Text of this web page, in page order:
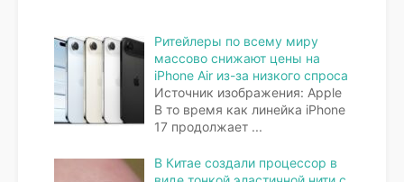
Ритейлеры по всему миру
массово снижают цены на
iPhone Air из-за низкого спроса
Источник изображения: Apple
В то время как линейка iPhone
17 продолжает ...
В Китае создали процессор в